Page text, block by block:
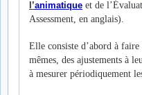
l’animatique et de
Assessment, en anglais).
Elle consiste d’abord à
mêmes, des ajustements à
à mesurer périodiquement